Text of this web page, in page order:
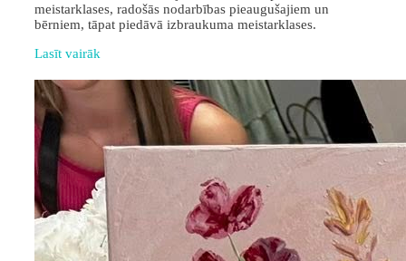
meistarklases, radošās nodarbības pieaugušajiem un
bērniem, tāpat piedāvā izbraukuma meistarklases.
Lasīt vairāk